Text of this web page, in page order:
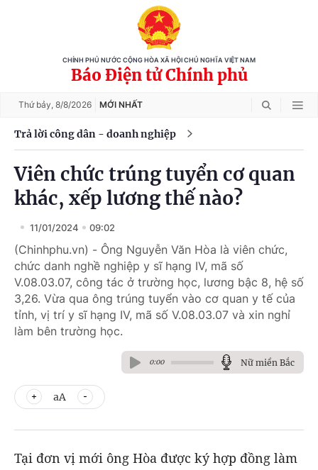
CHÍNH PHỦ NƯỚC CỘNG HÒA XÃ HỘI CHỦ NGHĨA VIỆT NAM
Báo Điện tử Chính phủ
Thứ bảy, 8/8/2026 MỚI NHẤT
Trả lời công dân - doanh nghiệp
Viên chức trúng tuyển cơ quan
khác, xếp lương thế nào?
11/01/2024 09:02
(Chinhphu.vn) - Ông Nguyễn Văn Hòa là viên chức,
chức danh nghề nghiệp y sĩ hạng IV, mã số
V.08.03.07, công tác ở trường học, lương bậc 8, hệ số
3,26. Vừa qua ông trúng tuyển vào cơ quan y tế của
tỉnh, vị trí y sĩ hạng IV, mã số V.08.03.07 và xin nghỉ
làm bên trường học.
0:00 Nữ miền Bắc
aA
Tại đơn vị mới ông Hòa được ký hợp đồng làm